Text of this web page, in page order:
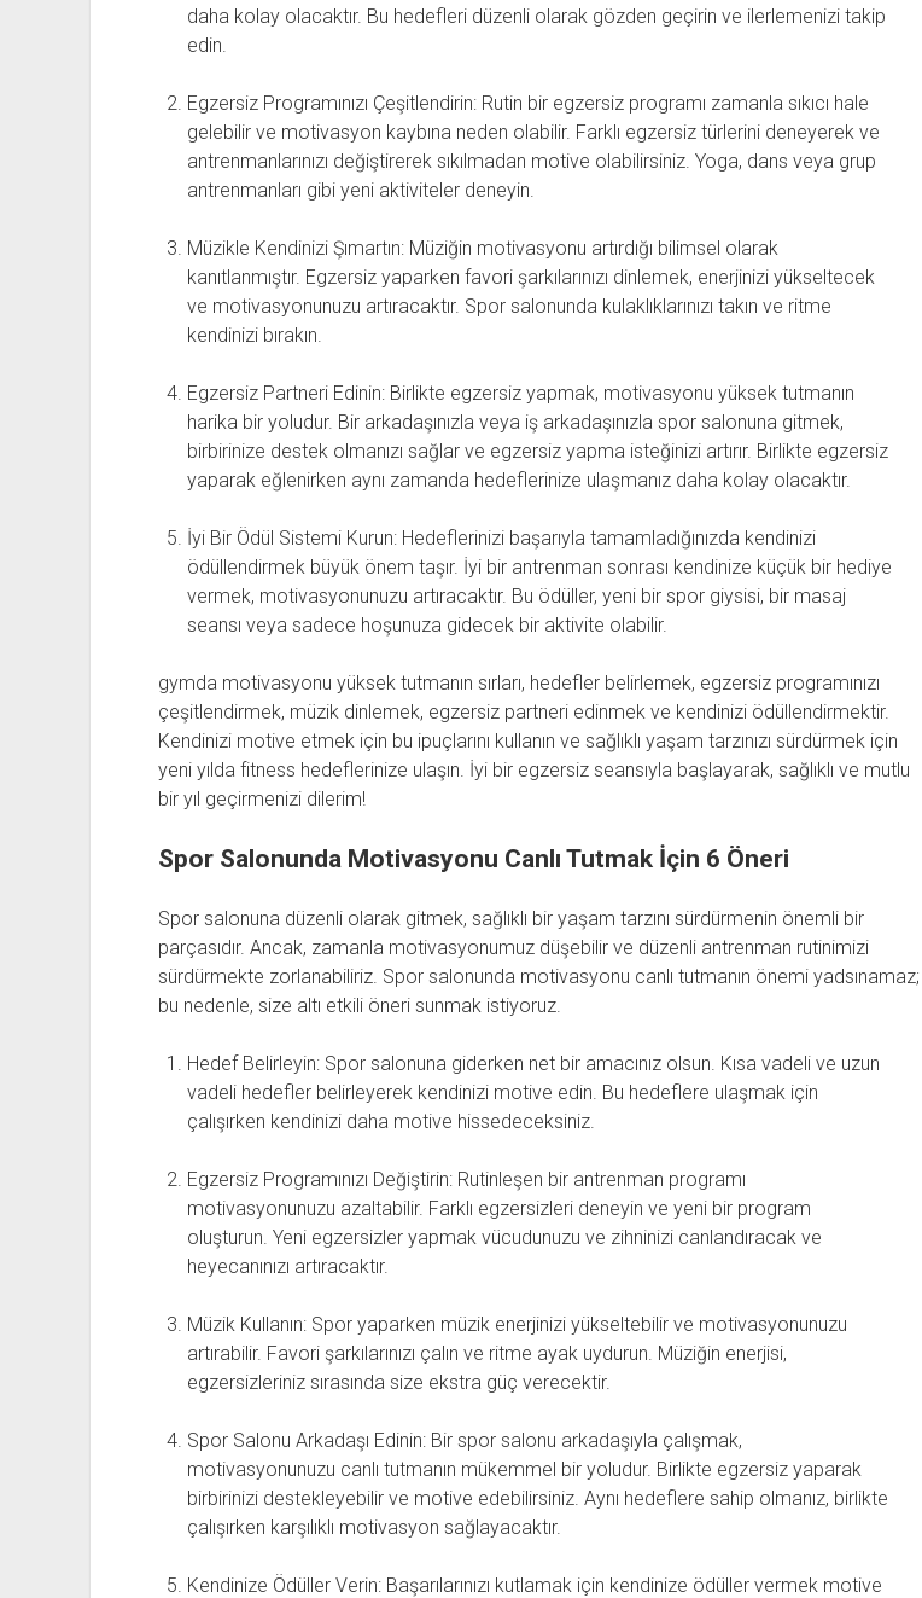
daha kolay olacaktır. Bu hedefleri düzenli olarak gözden geçirin ve ilerlemenizi takip
edin.
Egzersiz Programınızı Çeşitlendirin: Rutin bir egzersiz programı zamanla sıkıcı hale
gelebilir ve motivasyon kaybına neden olabilir. Farklı egzersiz türlerini deneyerek ve
antrenmanlarınızı değiştirerek sıkılmadan motive olabilirsiniz. Yoga, dans veya grup
antrenmanları gibi yeni aktiviteler deneyin.
Müzikle Kendinizi Şımartın: Müziğin motivasyonu artırdığı bilimsel olarak
kanıtlanmıştır. Egzersiz yaparken favori şarkılarınızı dinlemek, enerjinizi yükseltecek
ve motivasyonunuzu artıracaktır. Spor salonunda kulaklıklarınızı takın ve ritme
kendinizi bırakın.
Egzersiz Partneri Edinin: Birlikte egzersiz yapmak, motivasyonu yüksek tutmanın
harika bir yoludur. Bir arkadaşınızla veya iş arkadaşınızla spor salonuna gitmek,
birbirinize destek olmanızı sağlar ve egzersiz yapma isteğinizi artırır. Birlikte egzersiz
yaparak eğlenirken aynı zamanda hedeflerinize ulaşmanız daha kolay olacaktır.
İyi Bir Ödül Sistemi Kurun: Hedeflerinizi başarıyla tamamladığınızda kendinizi
ödüllendirmek büyük önem taşır. İyi bir antrenman sonrası kendinize küçük bir hediye
vermek, motivasyonunuzu artıracaktır. Bu ödüller, yeni bir spor giysisi, bir masaj
seansı veya sadece hoşunuza gidecek bir aktivite olabilir.
gymda motivasyonu yüksek tutmanın sırları, hedefler belirlemek, egzersiz programınızı
çeşitlendirmek, müzik dinlemek, egzersiz partneri edinmek ve kendinizi ödüllendirmektir.
Kendinizi motive etmek için bu ipuçlarını kullanın ve sağlıklı yaşam tarzınızı sürdürmek için
yeni yılda fitness hedeflerinize ulaşın. İyi bir egzersiz seansıyla başlayarak, sağlıklı ve mutlu
bir yıl geçirmenizi dilerim!
Spor Salonunda Motivasyonu Canlı Tutmak İçin 6 Öneri
Spor salonuna düzenli olarak gitmek, sağlıklı bir yaşam tarzını sürdürmenin önemli bir
parçasıdır. Ancak, zamanla motivasyonumuz düşebilir ve düzenli antrenman rutinimizi
sürdürmekte zorlanabiliriz. Spor salonunda motivasyonu canlı tutmanın önemi yadsınamaz;
bu nedenle, size altı etkili öneri sunmak istiyoruz.
Hedef Belirleyin: Spor salonuna giderken net bir amacınız olsun. Kısa vadeli ve uzun
vadeli hedefler belirleyerek kendinizi motive edin. Bu hedeflere ulaşmak için
çalışırken kendinizi daha motive hissedeceksiniz.
Egzersiz Programınızı Değiştirin: Rutinleşen bir antrenman programı
motivasyonunuzu azaltabilir. Farklı egzersizleri deneyin ve yeni bir program
oluşturun. Yeni egzersizler yapmak vücudunuzu ve zihninizi canlandıracak ve
heyecanınızı artıracaktır.
Müzik Kullanın: Spor yaparken müzik enerjinizi yükseltebilir ve motivasyonunuzu
artırabilir. Favori şarkılarınızı çalın ve ritme ayak uydurun. Müziğin enerjisi,
egzersizleriniz sırasında size ekstra güç verecektir.
Spor Salonu Arkadaşı Edinin: Bir spor salonu arkadaşıyla çalışmak,
motivasyonunuzu canlı tutmanın mükemmel bir yoludur. Birlikte egzersiz yaparak
birbirinizi destekleyebilir ve motive edebilirsiniz. Aynı hedeflere sahip olmanız, birlikte
çalışırken karşılıklı motivasyon sağlayacaktır.
Kendinize Ödüller Verin: Başarılarınızı kutlamak için kendinize ödüller vermek motive